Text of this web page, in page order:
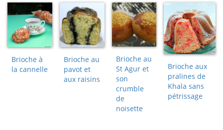
Brioche à
la cannelle
Brioche au
pavot et
aux raisins
Brioche au
St Agur et
son
crumble
de
noisette
Brioche aux
pralines de
Khala sans
pétrissage